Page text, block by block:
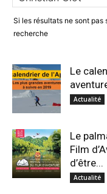
Si les résultats ne sont
recherche
Le
Actualité
Le
Film
d’être...
Actualité